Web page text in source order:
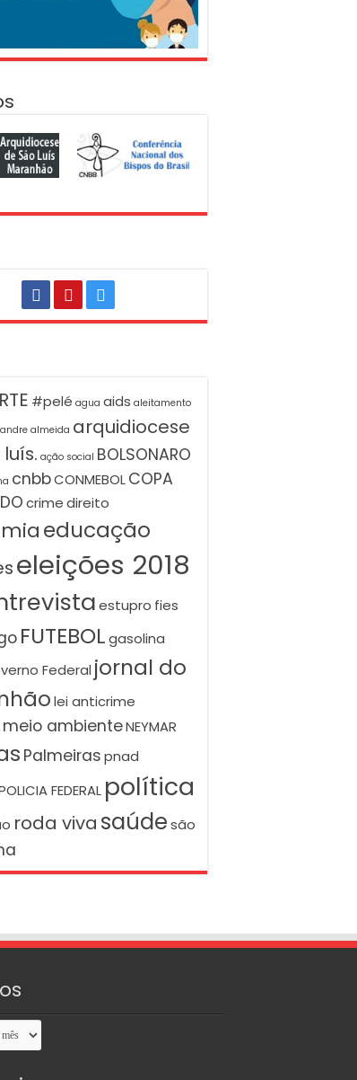
#pelé agua aids aleitamento
almeida arquidiocese
ação social BOLSONARO
cnbbCONMEBOLCOPA
crimedireito
educação
eleições 2018
estupro fies
FUTEBOLgasolina
Federal jornal do
lei anticrime
meio ambienteNEYMAR
Palmeiraspnad
FEDERAL política
roda viva saúdesão